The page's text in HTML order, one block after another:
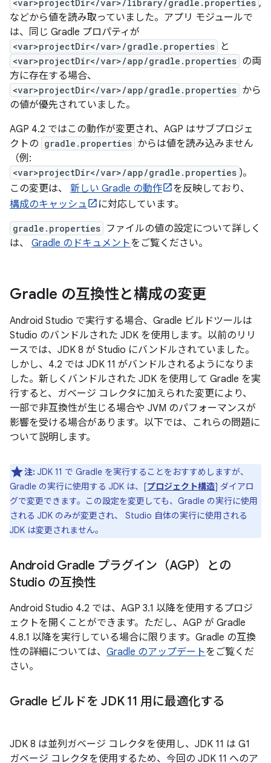
<var>projectDir</var>/library/gradle.properties ,
などから値を読み取っていました。アプリ モジュールで
は、同じ Gradle プロパティが
<var>projectDir</var>/gradle.properties と
<var>projectDir</var>/app/gradle.properties の両
方に存在する場合、
<var>projectDir</var>/app/gradle.properties から
の値が優先されていました。
AGP 4.2 ではこの動作が変更され、AGP はサブプロジェ
クトの gradle.properties からは値を読み込みません
（例:
<var>projectDir</var>/app/gradle.properties )。
この変更は、 新しい Gradle の動作
を反映しており、
構成のキャッシュ
に対応しています。
gradle.properties ファイルの値の設定について詳しく
は、 Gradle のドキュメントをご覧ください。
Gradle の互換性と構成の変更
Android Studio で実行する場合、Gradle ビルドツールは
Studio のバンドルされた JDK を使用します。以前のリリ
ースでは、JDK 8 が Studio にバンドルされていました。
しかし、4.2 では JDK 11 がバンドルされるようになりま
した。新しくバンドルされた JDK を使用して Gradle を実
行すると、ガベージ コレクタに加えられた変更により、
一部で非互換性が生じる場合や JVM のパフォーマンスが
影響を受ける場合があります。以下では、これらの問題に
ついて説明します。
注: JDK 11 で Gradle を実行することをおすすめしますが、
Gradle の実行に使用する JDK は、 [プロジェクト構造] ダイアロ
グで変更できます。この設定を変更しても、Gradle の実行に使用
される JDK のみが変更され、 Studio 自体の実行に使用される
JDK は変更されません。
Android Gradle プラグイン（AGP）との
Studio の互換性
Android Studio 4.2 では、AGP 3.1 以降を使用するプロジ
ェクトを開くことができます。ただし、AGP が Gradle
4.8.1 以降を実行している場合に限ります。Gradle の互換
性の詳細については、 Gradle のアップデートをご覧くだ
さい。
Gradle ビルドを JDK 11 用に最適化する
JDK 8 は並列ガベージ コレクタを使用し、JDK 11 は G1
ガベージ コレクタを使用するため、今回の JDK 11 へのア